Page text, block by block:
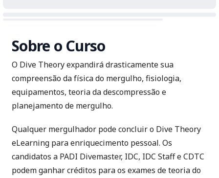
Sobre o Curso
O Dive Theory expandirá drasticamente sua
compreensão da física do mergulho, fisiologia,
equipamentos, teoria da descompressão e
planejamento de mergulho.
Qualquer mergulhador pode concluir o Dive Theory
eLearning para enriquecimento pessoal. Os
candidatos a PADI Divemaster, IDC, IDC Staff e CDTC
podem ganhar créditos para os exames de teoria do